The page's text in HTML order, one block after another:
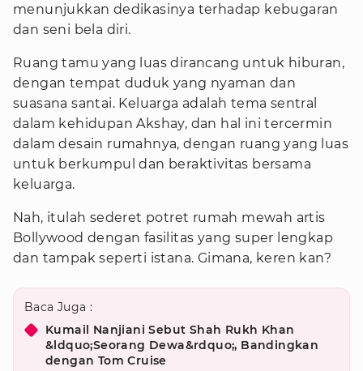
menunjukkan dedikasinya terhadap kebugaran
dan seni bela diri.
Ruang tamu yang luas dirancang untuk hiburan,
dengan tempat duduk yang nyaman dan
suasana santai. Keluarga adalah tema sentral
dalam kehidupan Akshay, dan hal ini tercermin
dalam desain rumahnya, dengan ruang yang luas
untuk berkumpul dan beraktivitas bersama
keluarga.
Nah, itulah sederet potret rumah mewah artis
Bollywood dengan fasilitas yang super lengkap
dan tampak seperti istana. Gimana, keren kan?
Baca Juga :
Kumail Nanjiani Sebut Shah Rukh Khan
&ldquo;Seorang Dewa&rdquo;, Bandingkan
dengan Tom Cruise